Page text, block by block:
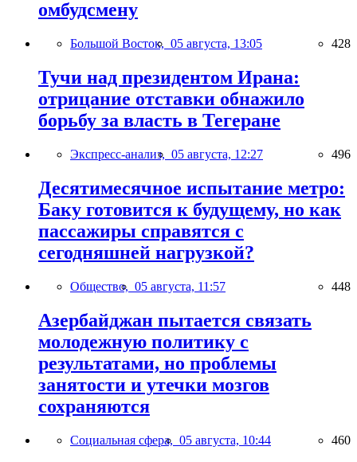
омбудсмену
Большой Восток, 05 августа, 13:05 428
Тучи над президентом Ирана:
отрицание отставки обнажило
борьбу за власть в Тегеране
Экспресс-анализ, 05 августа, 12:27 496
Десятимесячное испытание метро:
Баку готовится к будущему, но как
пассажиры справятся с
сегодняшней нагрузкой?
Общество, 05 августа, 11:57 448
Азербайджан пытается связать
молодежную политику с
результатами, но проблемы
занятости и утечки мозгов
сохраняются
Социальная сфера, 05 августа, 10:44 460